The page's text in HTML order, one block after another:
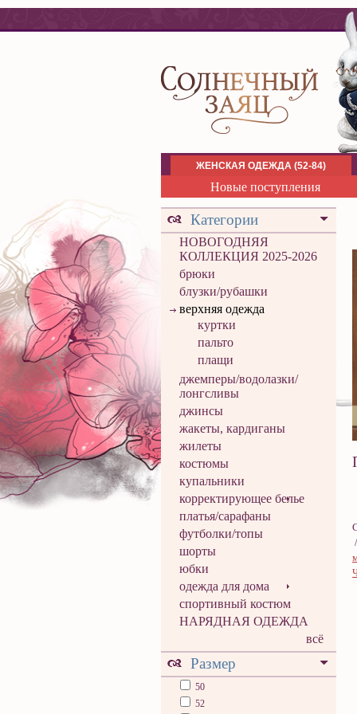
ЖЕНСКАЯ ОДЕЖДА (52-84)
Новые поступления
Категории
НОВОГОДНЯЯ
КОЛЛЕКЦИЯ 2025-2026
брюки
блузки/рубашки
верхняя одежда
куртки
пальто
плащи
джемперы/водолазки/
лонгсливы
джинсы
жакеты, кардиганы
жилеты
костюмы
купальники
корректирующее белье
платья/сарафаны
футболки/топы
шорты
юбки
одежда для дома
спортивный костюм
НАРЯДНАЯ ОДЕЖДА
всё
Размер
50
52
/